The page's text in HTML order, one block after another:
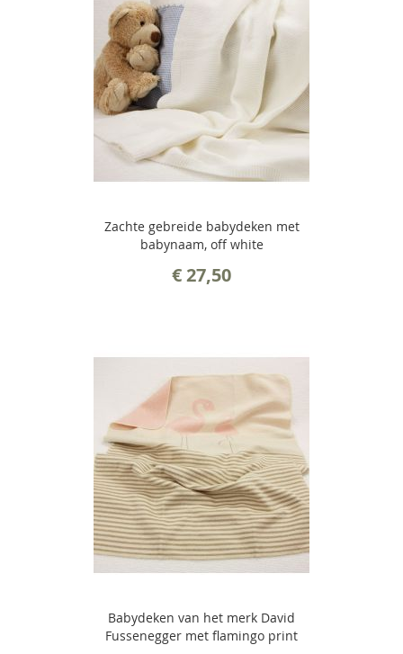
Zachte gebreide babydeken met
babynaam, off white
€ 27,50
Babydeken van het merk David
Fussenegger met flamingo print